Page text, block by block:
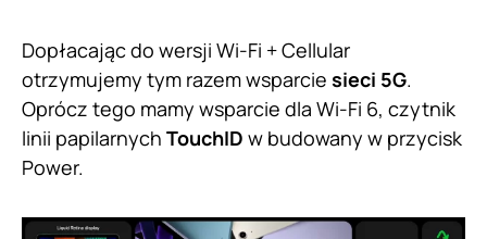
Dopłacając do wersji Wi-Fi + Cellular
otrzymujemy tym razem wsparcie sieci 5G.
Oprócz tego mamy wsparcie dla Wi-Fi 6, czytnik
linii papilarnych TouchID w budowany w przycisk
Power.